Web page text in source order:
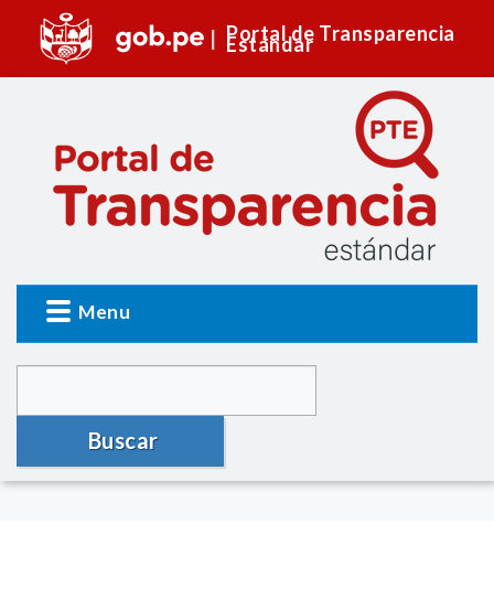
Portal de Transparencia
Estándar
Menu
Buscar